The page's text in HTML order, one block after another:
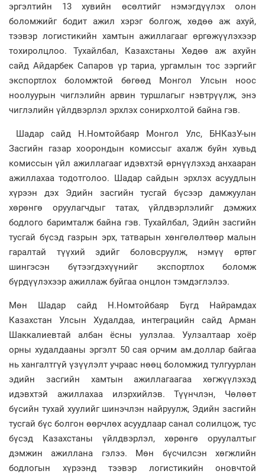
эргэлтийн 13 хувийн өсөлтийг нэмэгдүүлэх олон
боломжийг бодит ажил хэрэг болгож, хөдөө аж ахуй,
тээвэр логистикийн хамтын ажиллагааг өргөжүүлэхээр
тохиролцлоо. Тухайлбал, Казахстаны Хөдөө аж ахуйн
сайд Айдарбек Сапаров үр тариа, ургамлын тос зэргийг
экспортлох боломжтой бөгөөд Монгол Улсын ноос
ноолуурын чиглэлийн арвин туршлагыг нэвтрүүлж, энэ
чиглэлийн үйлдвэрлэл эрхлэх сонирхолтой байна гэв.
Шадар сайд Н.Номтойбаяр Монгол Улс, БНКазУ-ын
Засгийн газар хоорондын комиссыг ахалж буйн хувьд
комиссын үйл ажиллагааг идэвхтэй өрнүүлэхэд анхааран
ажиллахаа тодотголоо. Шадар сайдын эрхлэх асуудлын
хүрээн дэх Эдийн засгийн тусгай бүсээр дамжуулан
хөрөнгө оруулагчдыг татах, үйлдвэрлэлийг дэмжих
бодлого баримталж байна гэв. Тухайлбал, Эдийн засгийн
тусгай бүсэд газрын эрх, татварын хөнгөлөлтөөр малын
гаралтай түүхий эдийг боловсруулж, нэмүү өртөг
шингэсэн бүтээгдэхүүнийг экспортлох боломж
бүрдүүлэхээр ажиллаж буйгаа онцлон тэмдэглэлээ.
Мөн Шадар сайд Н.Номтойбаяр Бүгд Найрамдах
Казахстан Улсын Худалдаа, интеграцийн сайд Арман
Шаккалиевтай албан ёсны уулзлаа. Уулзалтаар хоёр
орны худалдааны эргэлт 50 сая орчим ам.доллар байгаа
нь хангалтгүй үзүүлэлт учраас нөөц боломжид тулгуурлан
эдийн засгийн хамтын ажиллагаагаа хөгжүүлэхэд
идэвхтэй ажиллахаа илэрхийлэв. Түүнчлэн, Чөлөөт
бүсийн тухай хуулийг шинэчлэн найруулж, Эдийн засгийн
тусгай бүс болгон өөрчлөх асуудлаар санал солилцож, тус
бүсэд Казахстаны үйлдвэрлэл, хөрөнгө оруулалтыг
дэмжин ажиллана гэлээ. Мөн бүсчилсэн хөгжлийн
бодлогын хүрээнд тээвэр логистикийн оновчтой